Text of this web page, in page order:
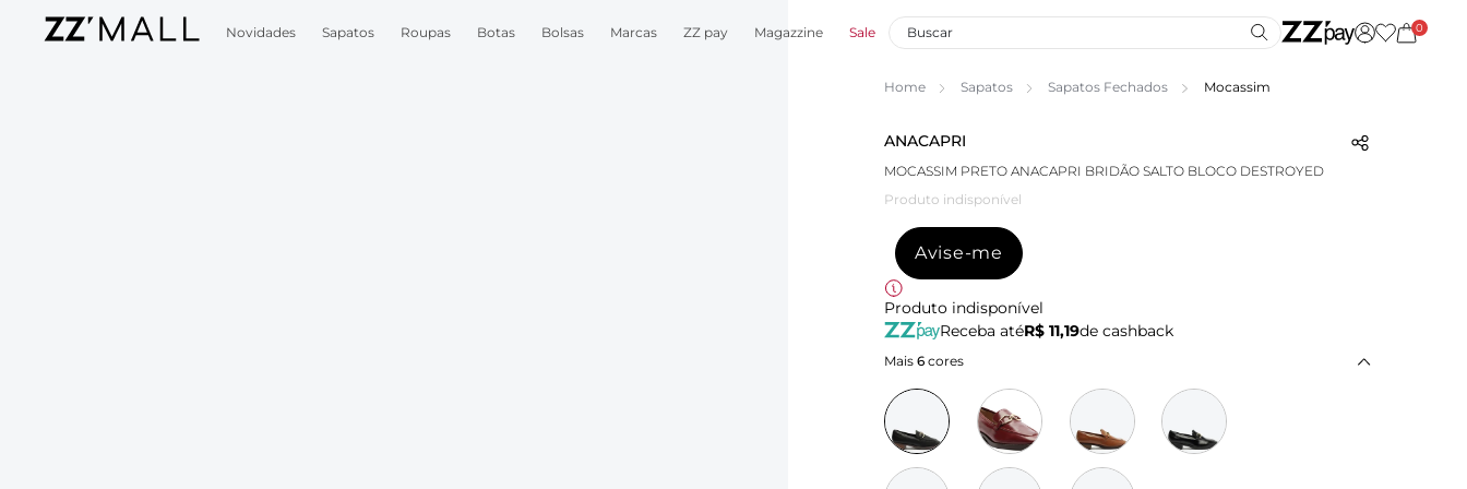
Novidades Sapatos Roupas Botas Bolsas Marcas ZZ pay Magazzine Sale 0
Home Sapatos Sapatos Fechados Mocassim
ANACAPRI
MOCASSIM PRETO ANACAPRI BRIDÃO SALTO BLOCO DESTROYED
Produto indisponível
Avise-me
Produto indisponível
Receba atéR$ 11,19de cashback
Mais 6 cores